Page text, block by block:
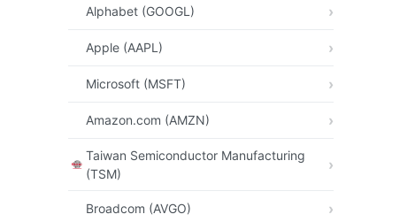
Alphabet (GOOGL)
Apple (AAPL)
Microsoft (MSFT)
Amazon.com (AMZN)
Taiwan Semiconductor Manufacturing
(TSM)
Broadcom (AVGO)